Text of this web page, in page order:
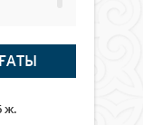
ж.